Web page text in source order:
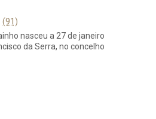
(91)
nasceu a 27 de janeiro
da Serra, no concelho